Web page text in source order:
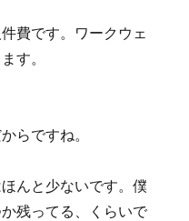
費です。ワークウェ
す。
らですね。
んと少ないです。僕
残ってる、くらいで